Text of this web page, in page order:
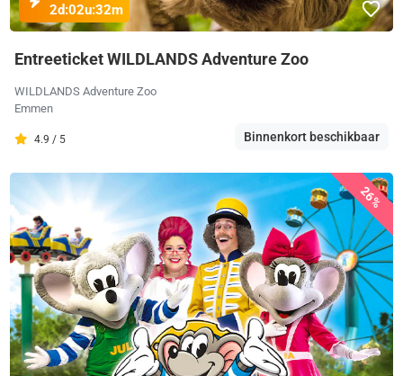
2d:02u:32m
Entreeticket WILDLANDS Adventure Zoo
WILDLANDS Adventure Zoo
Emmen
4.9 / 5 Binnenkort beschikbaar
26%